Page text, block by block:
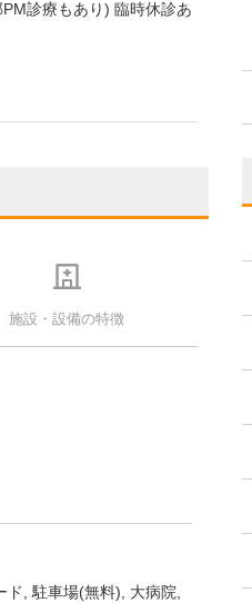
診療もあり) 臨時休診あ
施設・設備の特徴
ド 駐車場(無料)
大病院